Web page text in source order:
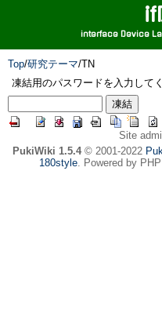
interface Device
Top/研究テーマ/TN
凍結用のパスワードを入力して
Site
PukiWiki 1.5.4© 2001-2022
180style. Powered by